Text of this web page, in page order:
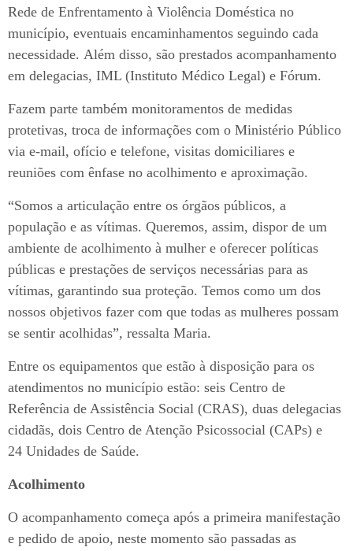
Rede de Enfrentamento à Violência Doméstica no
município, eventuais encaminhamentos seguindo cada
necessidade. Além disso, são prestados acompanhamento
em delegacias, IML (Instituto Médico Legal) e Fórum.
Fazem parte também monitoramentos de medidas
protetivas, troca de informações com o Ministério Público
via e-mail, ofício e telefone, visitas domiciliares e
reuniões com ênfase no acolhimento e aproximação.
“Somos a articulação entre os órgãos públicos, a
população e as vítimas. Queremos, assim, dispor de um
ambiente de acolhimento à mulher e oferecer políticas
públicas e prestações de serviços necessárias para as
vítimas, garantindo sua proteção. Temos como um dos
nossos objetivos fazer com que todas as mulheres possam
se sentir acolhidas”, ressalta Maria.
Entre os equipamentos que estão à disposição para os
atendimentos no município estão: seis Centro de
Referência de Assistência Social (CRAS), duas delegacias
cidadãs, dois Centro de Atenção Psicossocial (CAPs) e
24 Unidades de Saúde.
Acolhimento
O acompanhamento começa após a primeira manifestação
e pedido de apoio, neste momento são passadas as